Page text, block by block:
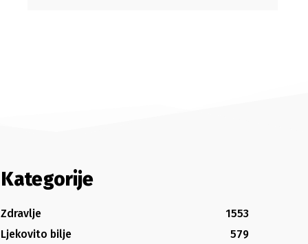
Kategorije
Zdravlje
1553
Ljekovito bilje
579